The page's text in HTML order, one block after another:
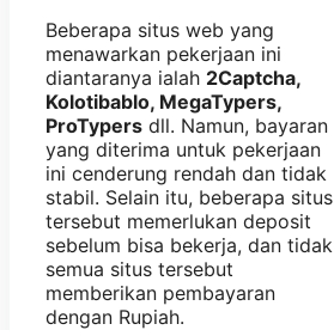
Beberapa situs web yang
menawarkan pekerjaan ini
diantaranya ialah 2Captcha,
Kolotibablo, MegaTypers,
ProTypers dll. Namun, bayaran
yang diterima untuk pekerjaan
ini cenderung rendah dan tidak
stabil. Selain itu, beberapa situs
tersebut memerlukan deposit
sebelum bisa bekerja, dan tidak
semua situs tersebut
memberikan pembayaran
dengan Rupiah.